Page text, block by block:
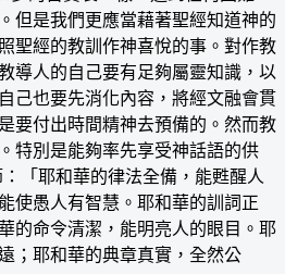
但是我們更應當藉著聖經知道神的
聖經的教訓作神喜悅的事。對作教
導人的自己要有足夠屬靈知識，以
己也要先消化內容，將經文融會貫
要付出時間精神去預備的。然而教
特別是能夠率先享受神話語的供
「耶和華的律法全備，能甦醒人
使愚人有智慧。耶和華的訓詞正
的命令清潔，能明亮人的眼目。耶
；耶和華的典章真實，全然公